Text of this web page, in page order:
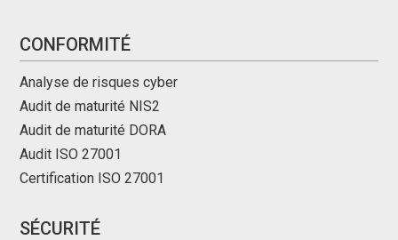
CONFORMITÉ
Analyse de risques cyber
Audit de maturité NIS2
Audit de maturité DORA
Audit ISO 27001
Certification ISO 27001
SÉCURITÉ